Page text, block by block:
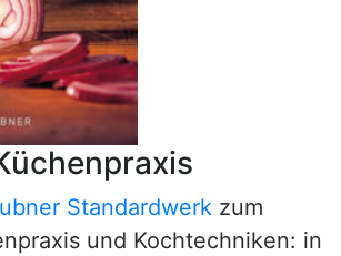
Standardwerk zum
und Kochtechniken: in